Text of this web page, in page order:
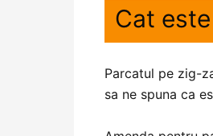
Cat
Parcatul pe zig-
sa ne spuna ca